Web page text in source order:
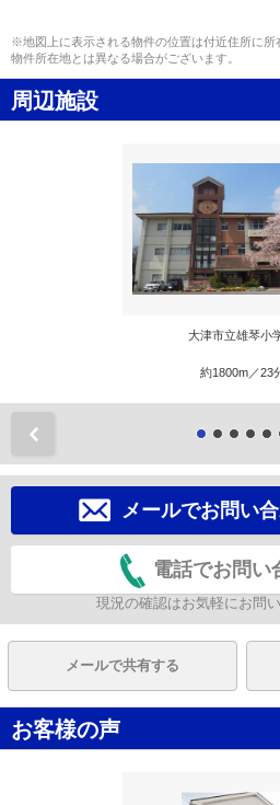
※地図上に表示される物件の位置は付近住所に
物件所在地とは異なる場合がございます。
周辺施設
大津市立雄琴小
約1800m／23
メールでお問い
電話でお問い
現況の確認はお気軽にお問
メールで共有する
お客様の声